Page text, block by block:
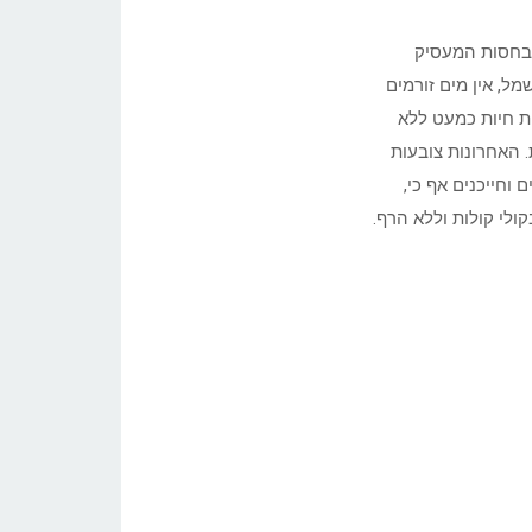
בחסות המעסיק
אין מים זורמים
חיות כמעט ללא
האחרונות צובעות
אף כי,
קולות וללא הרף.